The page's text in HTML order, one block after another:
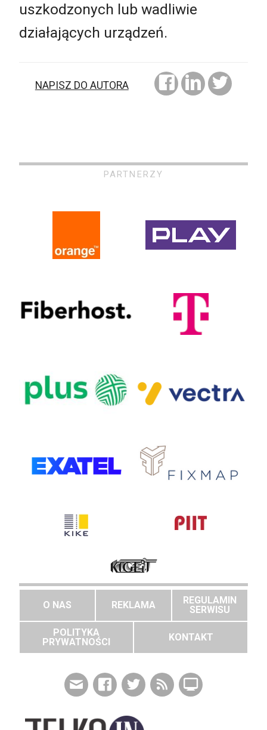
uszkodzonych lub wadliwie
działających urządzeń.
NAPISZ DO AUTORA
PARTNERZY
O NAS REKLAMA
REGULAMIN
SERWISU
POLITYKA
PRYWATNOŚCI
KONTAKT